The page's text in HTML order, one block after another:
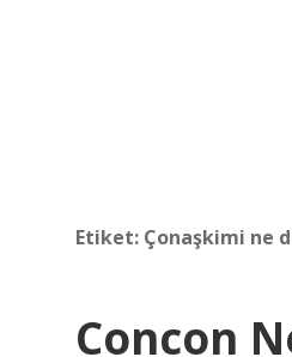
Etiket: Çonaşkimi ne
Concon